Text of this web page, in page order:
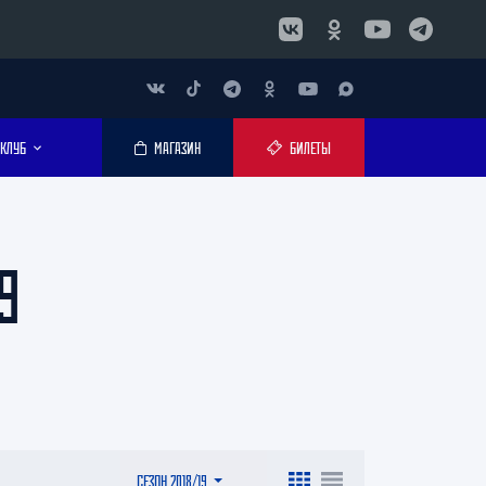
КЛУБ МАГАЗИН БИЛЕТЫ
СЕЗОН 2018/19